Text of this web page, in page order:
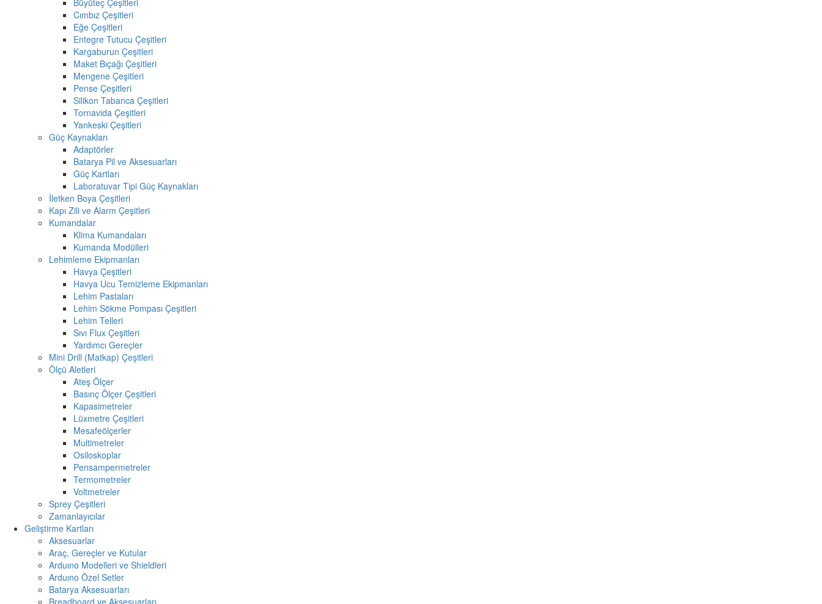
Cımbız Çeşitleri
Eğe Çeşitleri
Entegre Tutucu Çeşitleri
Kargaburun Çeşitleri
Maket Bıçağı Çeşitleri
Mengene Çeşitleri
Pense Çeşitleri
Silikon Tabanca Çeşitleri
Tornavida Çeşitleri
Yankeski Çeşitleri
Güç Kaynakları
Adaptörler
Batarya Pil ve Aksesuarları
Güç Kartları
Laboratuvar Tipi Güç Kaynakları
İletken Boya Çeşitleri
Kapı Zili ve Alarm Çeşitleri
Kumandalar
Klima Kumandaları
Kumanda Modülleri
Lehimleme Ekipmanları
Havya Çeşitleri
Havya Ucu Temizleme Ekipmanları
Lehim Pastaları
Lehim Sökme Pompası Çeşitleri
Lehim Telleri
Sıvı Flux Çeşitleri
Yardımcı Gereçler
Mini Drill (Matkap) Çeşitleri
Ölçü Aletleri
Ateş Ölçer
Basınç Ölçer Çeşitleri
Kapasimetreler
Lüxmetre Çeşitleri
Mesafeölçerler
Multimetreler
Osiloskoplar
Pensampermetreler
Termometreler
Voltmetreler
Sprey Çeşitleri
Zamanlayıcılar
Geliştirme Kartları
Aksesuarlar
Araç, Gereçler ve Kutular
Arduıno Modelleri ve Shieldleri
Arduıno Özel Setler
Batarya Aksesuarları
Breadboard ve Aksesuarları